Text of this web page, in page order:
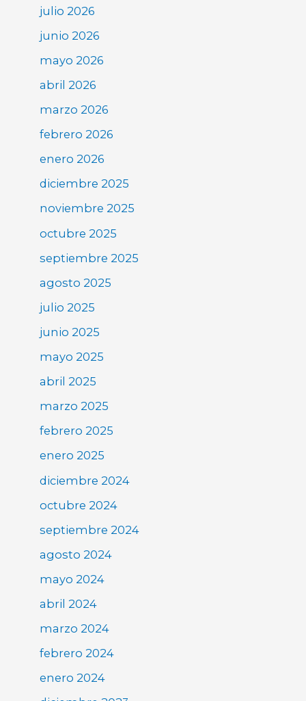
julio 2026
junio 2026
mayo 2026
abril 2026
marzo 2026
febrero 2026
enero 2026
diciembre 2025
noviembre 2025
octubre 2025
septiembre 2025
agosto 2025
julio 2025
junio 2025
mayo 2025
abril 2025
marzo 2025
febrero 2025
enero 2025
diciembre 2024
octubre 2024
septiembre 2024
agosto 2024
mayo 2024
abril 2024
marzo 2024
febrero 2024
enero 2024